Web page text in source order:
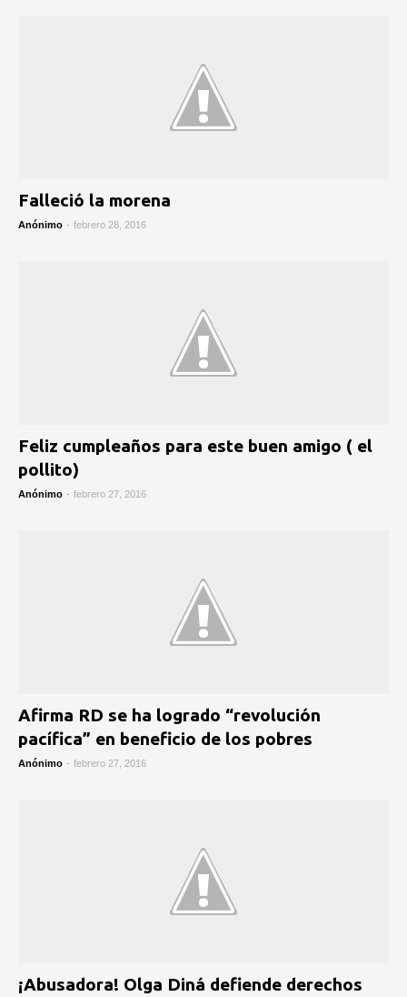
Falleció la morena
Anónimo - febrero 28, 2016
Feliz cumpleaños para este buen amigo ( el
pollito)
Anónimo - febrero 27, 2016
Afirma RD se ha logrado “revolución
pacífica” en beneficio de los pobres
Anónimo - febrero 27, 2016
¡Abusadora! Olga Diná defiende derechos